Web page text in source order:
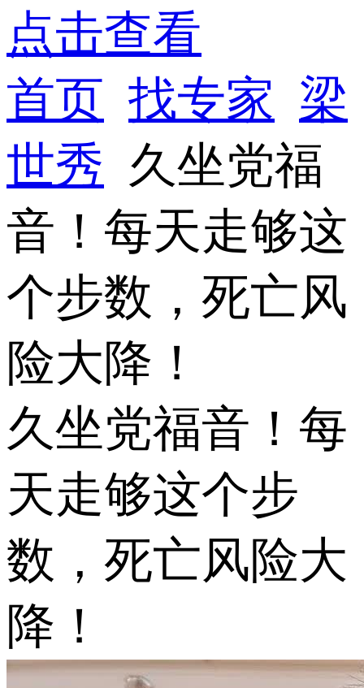
点击查看
首页 找专家 梁
世秀 久坐党福
音！每天走够这
个步数，死亡风
险大降！
久坐党福音！每
天走够这个步
数，死亡风险大
降！